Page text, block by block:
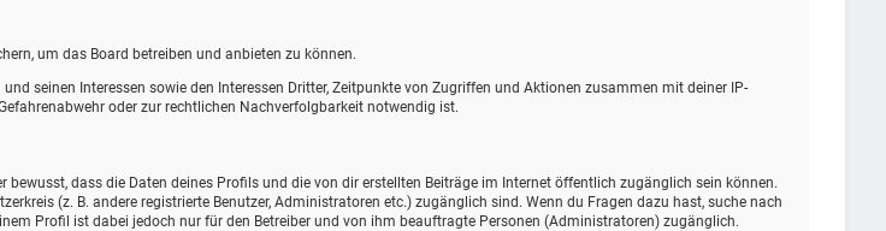
um das Board betreiben und anbieten zu können.
seinen Interessen sowie den Interessen Dritter, Zeitpunkte von Zugriffen und Aktionen zusammen mit deiner IP-
oder zur rechtlichen Nachverfolgbarkeit notwendig ist.
dass die Daten deines Profils und die von dir erstellten Beiträge im Internet öffentlich zugänglich sein können.
(z. B. andere registrierte Benutzer, Administratoren etc.) zugänglich sind. Wenn du Fragen dazu hast, suche nach
Profil ist dabei jedoch nur für den Betreiber und von ihm beauftragte Personen (Administratoren) zugänglich.